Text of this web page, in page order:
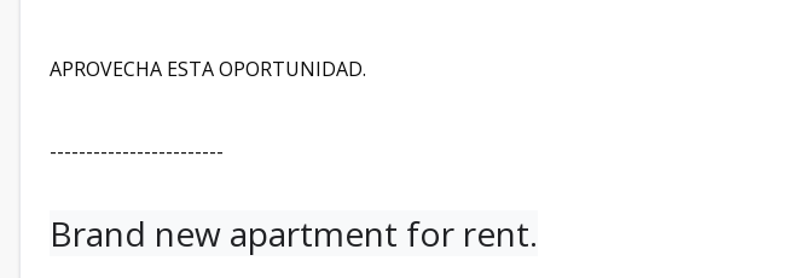
APROVECHA ESTA OPORTUNIDAD.
------------------------
Brand new apartment for rent.